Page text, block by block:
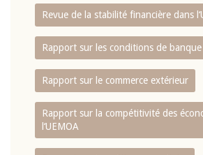
Revue de la stabilité financière dans
Rapport sur les conditions de banque
Rapport sur le commerce extérieur
Rapport sur la compétitivité des
l‘UEMOA